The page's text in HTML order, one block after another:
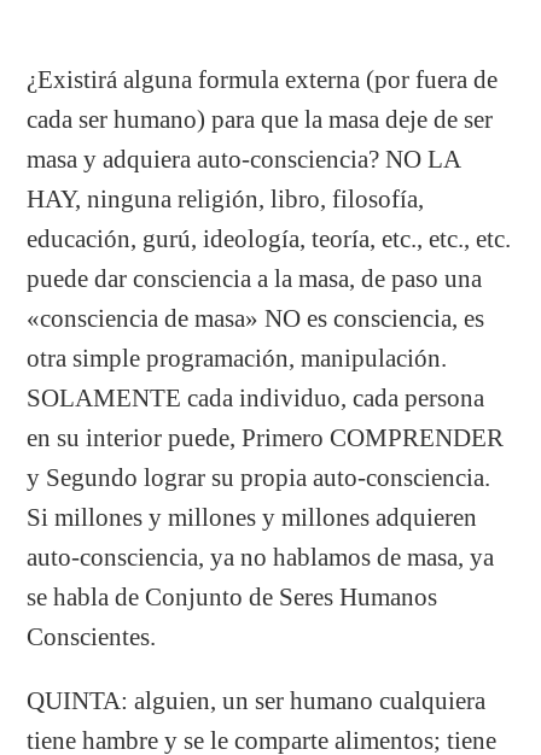
¿Existirá alguna formula externa (por fuera de
cada ser humano) para que la masa deje de ser
masa y adquiera auto-consciencia? NO LA
HAY, ninguna religión, libro, filosofía,
educación, gurú, ideología, teoría, etc., etc., etc.
puede dar consciencia a la masa, de paso una
«consciencia de masa» NO es consciencia, es
otra simple programación, manipulación.
SOLAMENTE cada individuo, cada persona
en su interior puede, Primero COMPRENDER
y Segundo lograr su propia auto-consciencia.
Si millones y millones y millones adquieren
auto-consciencia, ya no hablamos de masa, ya
se habla de Conjunto de Seres Humanos
Conscientes.
QUINTA: alguien, un ser humano cualquiera
tiene hambre y se le comparte alimentos; tiene